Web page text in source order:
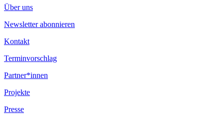
Über uns
Newsletter abonnieren
Kontakt
Terminvorschlag
Partner*innen
Projekte
Presse